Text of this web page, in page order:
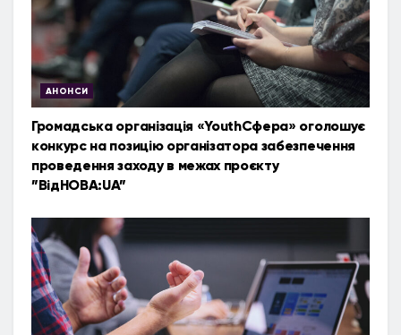
АНОНСИ
Громадська організація «YouthСфера» оголошує
конкурс на позицію організатора забезпечення
проведення заходу в межах проєкту
”ВідНОВА:UA”